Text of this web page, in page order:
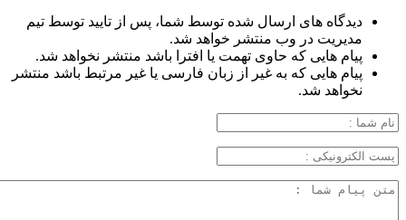
دیدگاه های ارسال شده توسط شما، پس از تایید توسط تیم
مدیریت در وب منتشر خواهد شد.
پیام هایی که حاوی تهمت یا افترا باشد منتشر نخواهد شد.
پیام هایی که به غیر از زبان فارسی یا غیر مرتبط باشد منتشر
نخواهد شد.